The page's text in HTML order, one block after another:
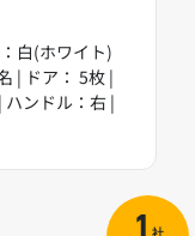
白(ホワイト)
| ドア： 5枚 |
ンドル：右 |
1